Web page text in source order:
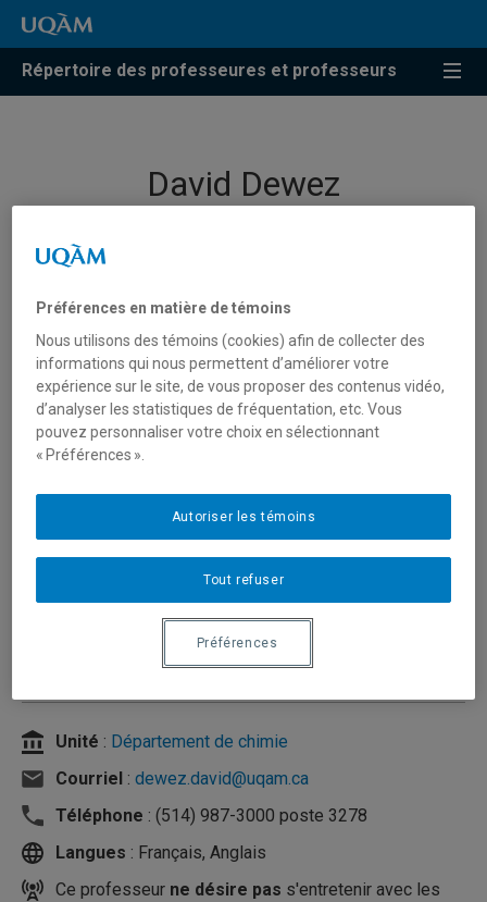
Répertoire des professeures et professeurs
David Dewez
Unité : Département de chimie
Courriel : dewez.david@uqam.ca
Téléphone : (514) 987-3000 poste 3278
Langues : Français, Anglais
Ce professeur ne désire pas s'entretenir avec les
Préférences en matière de témoins
Nous utilisons des témoins (cookies) afin de collecter des
informations qui nous permettent d’améliorer votre
expérience sur le site, de vous proposer des contenus vidéo,
d’analyser les statistiques de fréquentation, etc. Vous
pouvez personnaliser votre choix en sélectionnant
« Préférences ».
Tout refuser
Autoriser les témoins
Préférences